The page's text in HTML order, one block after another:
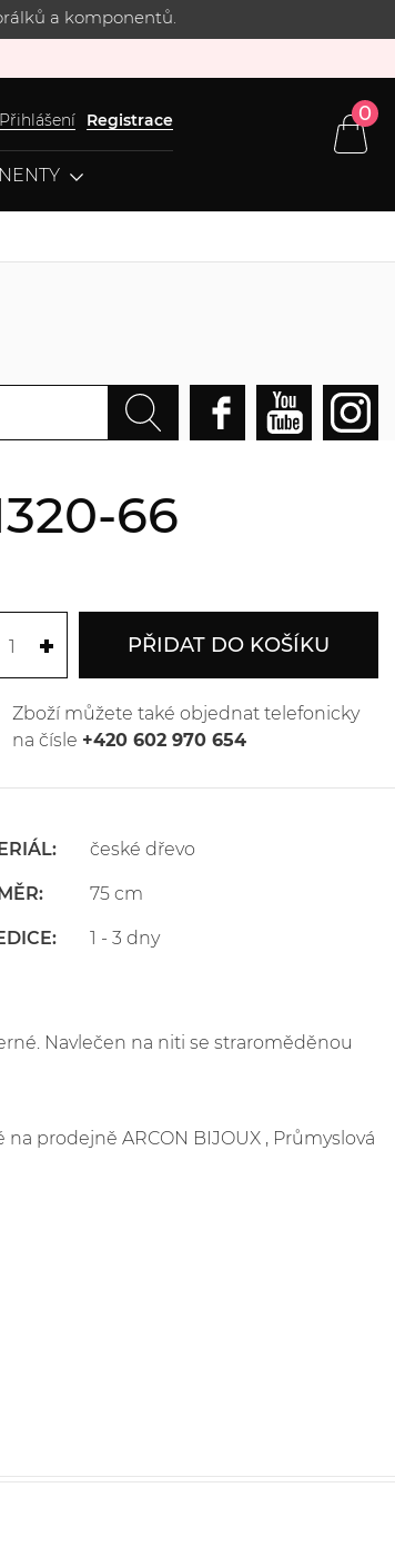
a komponentů.
Přihlášení Registrace 0
66
PŘIDAT DO KOŠÍKU
Zboží můžete také objednat telefonicky
na čísle +420 602 970 654
české dřevo
75 cm
1 - 3 dny
Navlečen na niti se straroměděnou
prodejně ARCON BIJOUX , Průmyslová